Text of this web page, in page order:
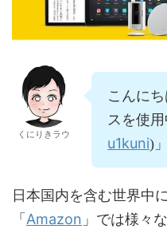
くにりきラウ
こんに
スを使
u1kuni)
日本国内を含む世界中
「 Amazon 」では様々